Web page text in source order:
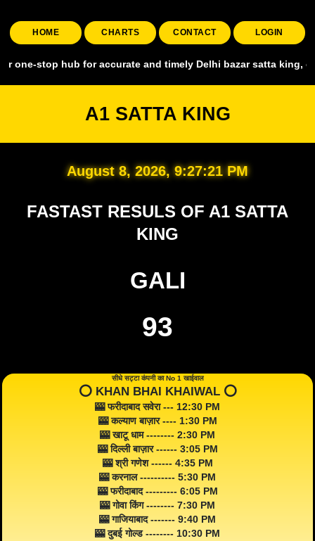
HOME CHARTS CONTACT LOGIN
hub for accurate and timely Delhi bazar satta king, covering
A1 SATTA KING
August 8, 2026, 9:27:22 PM
FASTAST RESULS OF A1 SATTA
KING
GALI
93
सीधे सट्टा कंपनी का No 1 खाईवाल
⭕️ KHAN BHAI KHAIWAL ⭕️
🎰 फरीदाबाद सवेरा --- 12:30 PM
🎰 कल्याण बाज़ार ---- 1:30 PM
🎰 खाटू धाम -------- 2:30 PM
🎰 दिल्ली बाज़ार ------ 3:05 PM
🎰 श्री गणेश ------ 4:35 PM
🎰 करनाल ---------- 5:30 PM
🎰 फरीदाबाद --------- 6:05 PM
🎰 गोवा किंग -------- 7:30 PM
🎰 गाजियाबाद ------- 9:40 PM
🎰 दुबई गोल्ड -------- 10:30 PM